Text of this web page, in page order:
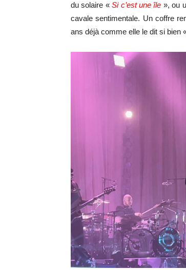
du solaire «Si c’est une île », ou
cavale sentimentale. Un coffre
ans déjà comme elle le dit si bien